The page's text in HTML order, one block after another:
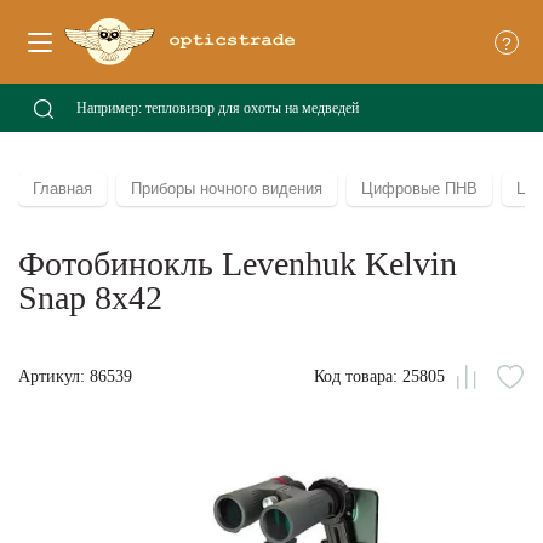
?
Главная Приборы ночного видения Цифровые ПНВ
Фотобинокль Levenhuk Kelvin
Snap 8x42
Артикул: 86539 Код товара: 25805